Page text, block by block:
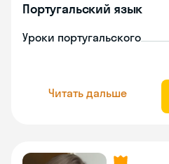
Португальский язык
Уроки португальского
Читать дальше